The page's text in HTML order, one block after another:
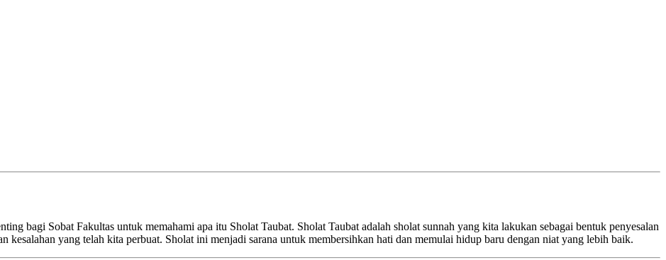
bagi Sobat Fakultas untuk memahami apa itu Sholat Taubat. Sholat Taubat adalah sholat sunnah yang kita lakukan sebagai bentuk penyesalan
kesalahan yang telah kita perbuat. Sholat ini menjadi sarana untuk membersihkan hati dan memulai hidup baru dengan niat yang lebih baik.